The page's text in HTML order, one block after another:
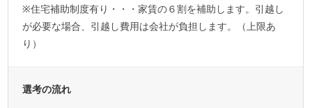
※住宅補助制度有り・・・家賃の６割を補助します。引越し
が必要な場合、引越し費用は会社が負担します。（上限あ
り）
選考の流れ